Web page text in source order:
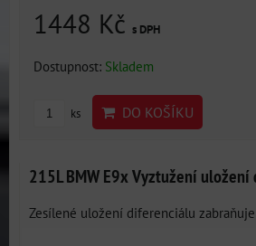
1448 Kč s DPH
Dostupnost: Skladem
ks DO KOŠÍKU
215L BMW E9x Vyztužení
Zesílené uložení diferenciálu